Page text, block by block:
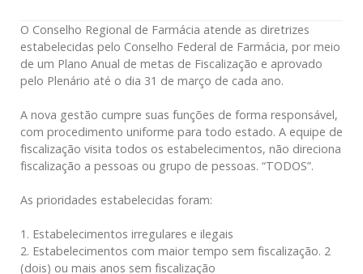
O Conselho Regional de Farmácia atende as diretrizes
estabelecidas pelo Conselho Federal de Farmácia, por meio
de um Plano Anual de metas de Fiscalização e aprovado
pelo Plenário até o dia 31 de março de cada ano.
A nova gestão cumpre suas funções de forma responsável,
com procedimento uniforme para todo estado. A equipe de
fiscalização visita todos os estabelecimentos, não direciona
fiscalização a pessoas ou grupo de pessoas. “TODOS”.
As prioridades estabelecidas foram:
1. Estabelecimentos irregulares e ilegais
2. Estabelecimentos com maior tempo sem fiscalização. 2
(dois) ou mais anos sem fiscalização